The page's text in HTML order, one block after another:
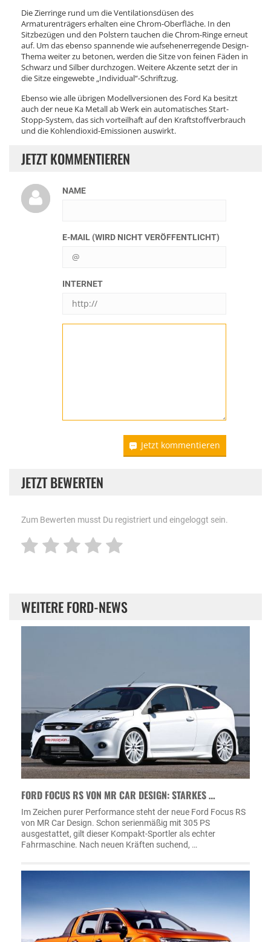
Die Zierringe rund um die Ventilationsdüsen des
Armaturenträgers erhalten eine Chrom-Oberfläche. In den
Sitzbezügen und den Polstern tauchen die Chrom-Ringe erneut
auf. Um das ebenso spannende wie aufsehenerregende Design-
Thema weiter zu betonen, werden die Sitze von feinen Fäden in
Schwarz und Silber durchzogen. Weitere Akzente setzt der in
die Sitze eingewebte „Individual“-Schriftzug.
Ebenso wie alle übrigen Modellversionen des Ford Ka besitzt
auch der neue Ka Metall ab Werk ein automatisches Start-
Stopp-System, das sich vorteilhaft auf den Kraftstoffverbrauch
und die Kohlendioxid-Emissionen auswirkt.
JETZT KOMMENTIEREN
NAME
E-MAIL (WIRD NICHT VERÖFFENTLICHT)
INTERNET
Jetzt kommentieren
JETZT BEWERTEN
Zum Bewerten musst Du registriert und eingeloggt sein.
WEITERE FORD-NEWS
FORD FOCUS RS VON MR CAR DESIGN: STARKES …
Im Zeichen purer Performance steht der neue Ford Focus RS
von MR Car Design. Schon serienmäßig mit 305 PS
ausgestattet, gilt dieser Kompakt-Sportler als echter
Fahrmaschine. Nach neuen Kräften suchend, …